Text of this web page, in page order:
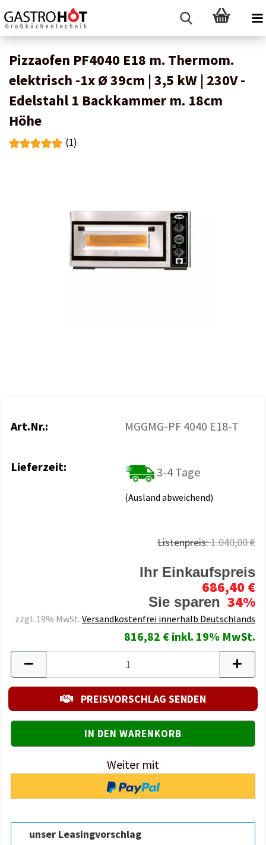
Pizzaofen PF4040 E18 m. Thermom.
elektrisch -1x Ø 39cm | 3,5 kW | 230V -
Edelstahl 1 Backkammer m. 18cm
Höhe
(1)
Art.Nr.: MGGMG-PF 4040 E18-T
Lieferzeit: 3-4 Tage
(Ausland abweichend)
Listenpreis:1.040,00 €
Ihr Einkaufspreis
686,40 €
Sie sparen 34%
zzgl. 19% MwSt. Versandkostenfrei innerhalb Deutschlands
816,82 € inkl. 19% MwSt.
PREISVORSCHLAG SENDEN
Weiter mit
unser Leasingvorschlag